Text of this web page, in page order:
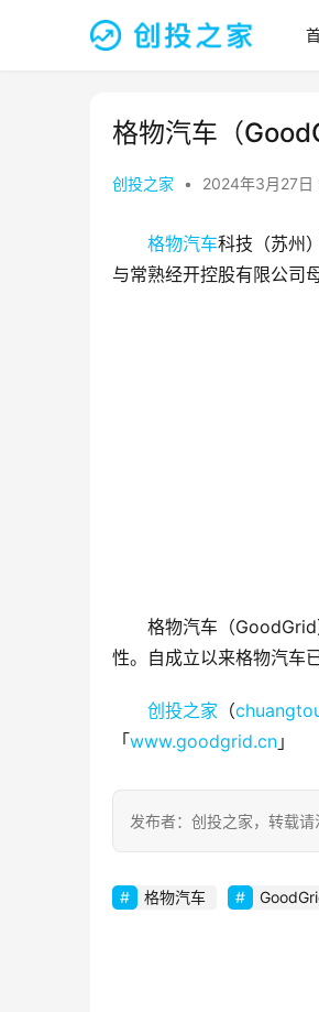
格物汽车（
创投之家 • 2024年3月27日
格物汽车科技（苏州
与常熟经开控股有限公司
格物汽车（
性。自成立以来格物汽车
创投之家 （
「www.goodgrid.cn 」
发布者：创投之家，转载请
格物汽车